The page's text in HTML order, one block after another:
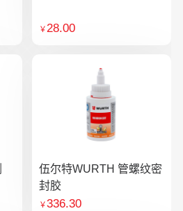
￥28.00
伍尔特WURTH 管螺纹密
封胶
￥336.30